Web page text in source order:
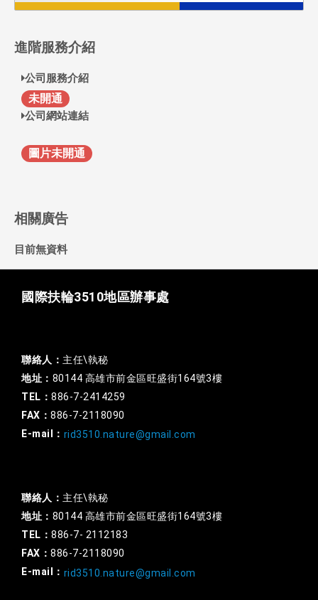
進階服務介紹
公司服務介紹
未開通
公司網站連結
圖片未開通
相關廣告
目前無資料
國際扶輪3510地區辦事處
聯絡人： 主任\執秘
地址： 80144 高雄市前金區旺盛街164號3樓
TEL： 886-7-2414259
FAX： 886-7-2118090
E-mail： rid3510.nature@gmail.com
聯絡人： 主任\執秘
地址： 80144 高雄市前金區旺盛街164號3樓
TEL： 886-7- 2112183
FAX： 886-7-2118090
E-mail： rid3510.nature@gmail.com